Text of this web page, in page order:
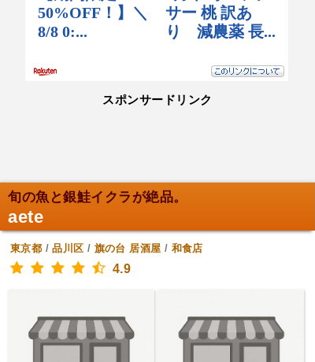
スポンサードリンク
旬の魚と銀鮭イクラが絶品。
aete
東京都 /品川区 / 旗の台 居酒屋 / 和食店
4.9